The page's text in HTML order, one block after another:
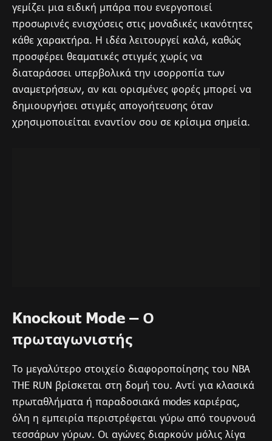
γεμίζει μια ειδική μπάρα που ενεργοποιεί
προσωρινές ενισχύσεις στις μοναδικές ικανότητες
κάθε χαρακτήρα. Η ιδέα λειτουργεί καλά, καθώς
προσφέρει θεαματικές στιγμές χωρίς να
διαταράσσει υπερβολικά την ισορροπία των
αναμετρήσεων, αν και ορισμένες φορές μπορεί να
δημιουργήσει στιγμές απογοήτευσης όταν
χρησιμοποιείται εναντίον σου σε κρίσιμα σημεία.
Knockout Mode – Ο
πρωταγωνιστής
Το μεγαλύτερο στοιχείο διαφοροποίησης του NBA
THE RUN βρίσκεται στη δομή του. Αντί για κλασικά
πρωταθλήματα ή παραδοσιακά modes καριέρας,
όλη η εμπειρία περιστρέφεται γύρω από τουρνουά
τεσσάρων γύρων. Οι αγώνες διαρκούν μόλις λίγα